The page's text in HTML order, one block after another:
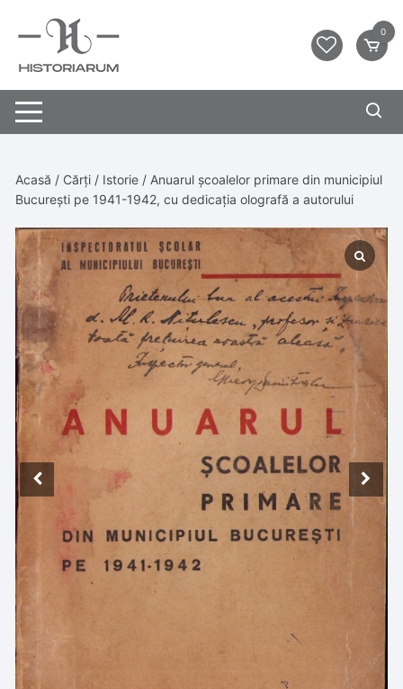
0
Acasă / Cărți / Istorie / Anuarul școalelor primare din municipiul
București pe 1941-1942, cu dedicația olografă a autorului